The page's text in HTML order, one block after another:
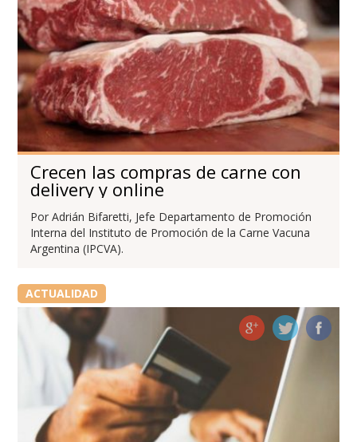
Crecen las compras de carne con
delivery y online
Por Adrián Bifaretti, Jefe Departamento de Promoción
Interna del Instituto de Promoción de la Carne Vacuna
Argentina (IPCVA).
ACTUALIDAD